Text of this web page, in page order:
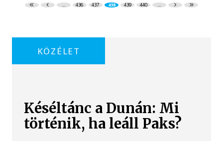
... 436 437 438 439 440 ...
KÖZÉLET
Késéltánc a Dunán: Mi
történik, ha leáll Paks?